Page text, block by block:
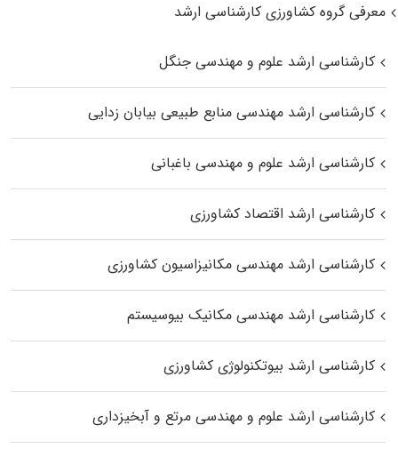
معرفی گروه کشاورزی کارشناسی ارشد
کارشناسی ارشد علوم و مهندسی جنگل
کارشناسی ارشد مهندسی منابع طبیعی بیابان زدایی
کارشناسی ارشد علوم و مهندسی باغبانی
کارشناسی ارشد اقتصاد کشاورزی
کارشناسی ارشد مهندسی مکانیزاسیون کشاورزی
کارشناسی ارشد مهندسی مکانیک بیوسیستم
کارشناسی ارشد بیوتکنولوژی کشاورزی
کارشناسی ارشد علوم و مهندسی مرتع و آبخیزداری